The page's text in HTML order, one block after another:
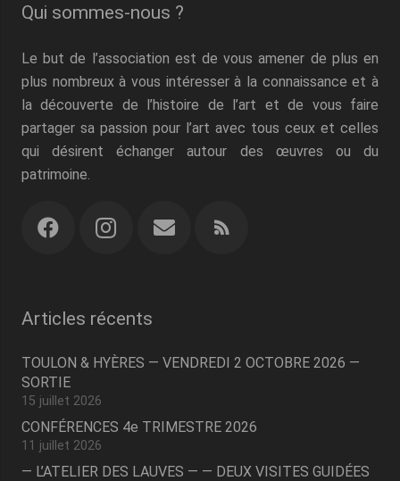
Qui sommes-nous ?
Le but de l’association est de vous amener de plus en
plus nombreux à vous intéresser à la connaissance et à
la découverte de l’histoire de l’art et de vous faire
partager sa passion pour l’art avec tous ceux et celles
qui désirent échanger autour des œuvres ou du
patrimoine.
Articles récents
TOULON & HYÈRES — VENDREDI 2 OCTOBRE 2026 —
SORTIE
15 juillet 2026
CONFÉRENCES 4e TRIMESTRE 2026
11 juillet 2026
— L’ATELIER DES LAUVES — — DEUX VISITES GUIDÉES